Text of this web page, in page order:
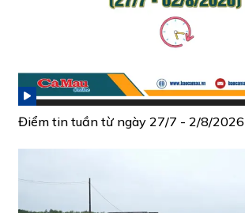
Điểm tin tuần từ ngày 27/7 - 2/8/2026